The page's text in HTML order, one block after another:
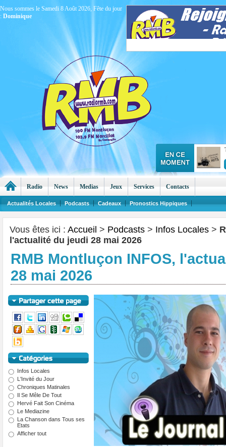
Vous êtes ici : Accueil > Podcasts > Infos Locales >
l'actualité du jeudi 28 mai 2026
RMB Montluçon INFOS,
28 mai 2026
Infos Locales
L'Invité du Jour
Chroniques Matinales
Il Se Mêle De Tout
Hervé Fait Son Cinéma
Le Mediazine
La Chanson dans Tous ses
Etats
Afficher tout
Radio News Medias Jeux Services Contacts
Actualités Locales Podcasts Cadeaux Pronostics Hippiques
Nous sommes le Samedi 8 Août 2026, Fête du jour
: Dominique